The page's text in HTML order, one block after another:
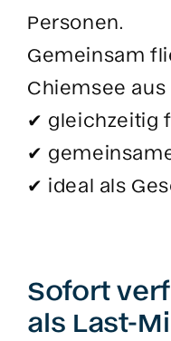
Personen.
Gemeinsam
Chiemsee
✔ gleichzeitig
✔
✔ ideal als
Sofort
als Last-